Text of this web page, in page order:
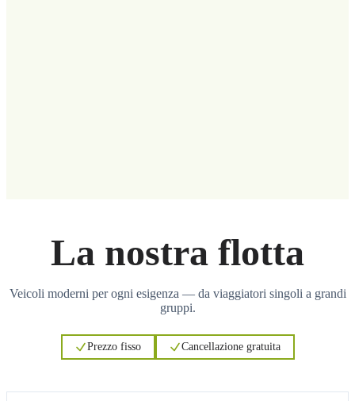
La nostra flotta
Veicoli moderni per ogni esigenza — da viaggiatori singoli a grandi
gruppi.
Prezzo fisso Cancellazione gratuita